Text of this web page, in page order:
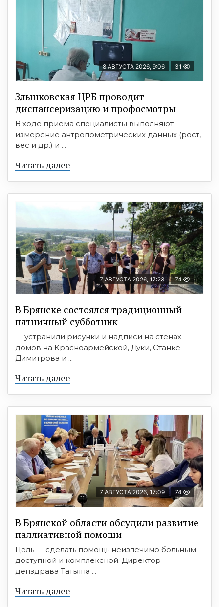
8 АВГУСТА 2026, 9:06 31
Злынковская ЦРБ проводит
диспансеризацию и профосмотры
В ходе приёма специалисты выполняют
измерение антропометрических данных (рост,
вес и др.) и ...
Читать далее
7 АВГУСТА 2026, 17:23 74
В Брянске состоялся традиционный
пятничный субботник
— устранили рисунки и надписи на стенах
домов на Красноармейской, Дуки, Станке
Димитрова и ...
Читать далее
7 АВГУСТА 2026, 17:09 74
В Брянской области обсудили развитие
паллиативной помощи
Цель — сделать помощь неизлечимо больным
доступной и комплексной. Директор
депздрава Татьяна ...
Читать далее